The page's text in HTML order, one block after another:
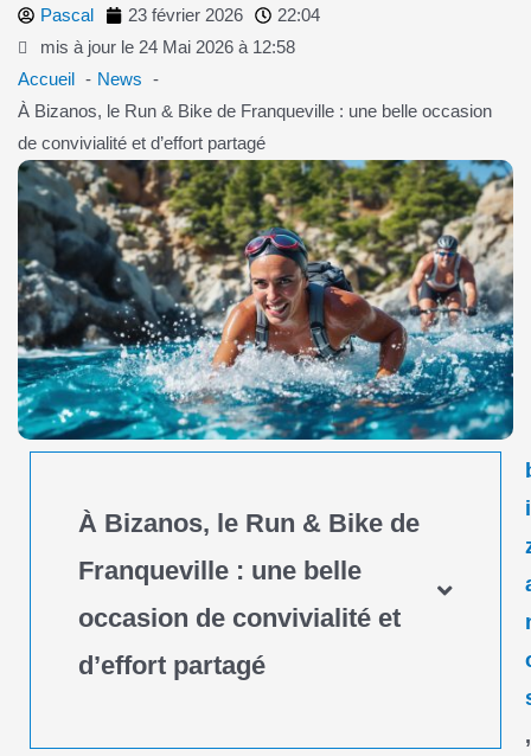
Pascal 23 février 2026
22:04
mis à jour le 24 Mai 2026 à 12:58
Accueil
News
À Bizanos, le Run & Bike de Franqueville : une belle occasion
de convivialité et d’effort partagé
À Bizanos, le Run & Bike de
Franqueville : une belle
occasion de convivialité et
d’effort partagé
i
,